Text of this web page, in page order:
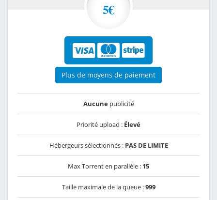
5€
Plus de moyens de paiement
Aucunepublicité
Priorité upload : Élevé
Hébergeurs sélectionnés : PAS DE LIMITE
Max Torrent en parallèle : 15
Taille maximale de la queue :999